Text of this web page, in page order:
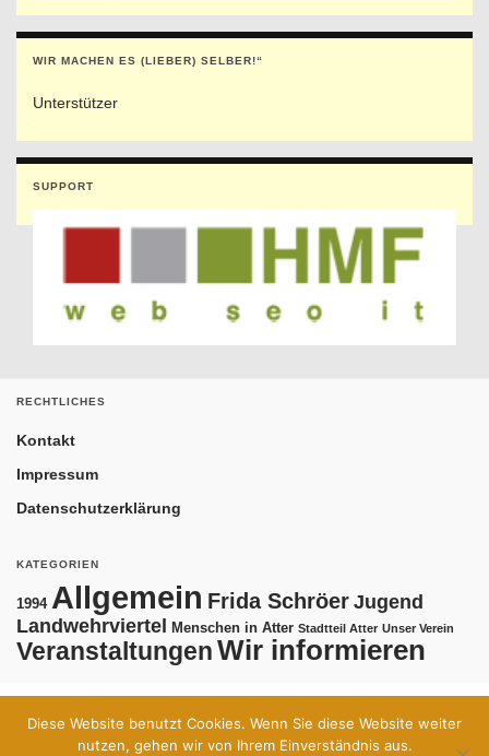
WIR MACHEN ES (LIEBER) SELBER!“
Unterstützer
SUPPORT
RECHTLICHES
Kontakt
Impressum
Datenschutzerklärung
KATEGORIEN
1994 Allgemein Frida SchröerJugend
Landwehrviertel Menschen in Atter Stadtteil Atter Unser Verein
VeranstaltungenWir informieren
Kontakt Impressum Datenschutzerklärung
Diese Website benutzt Cookies. Wenn Sie diese Website weiter
nutzen, gehen wir von Ihrem Einverständnis aus.